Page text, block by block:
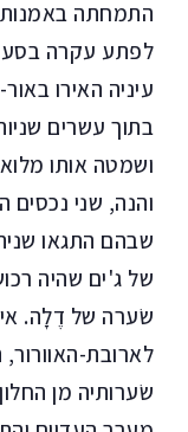
התמחתה באמנות
לפתע עקרה
עיניה האירו
בתוך עשרים
ושמטה אותו
והנה, שני נכסים
שבהם התגאו
של ג'ים שהיה
שׂערה של דֶלָה.
לארובת-
שׂערותיה מן